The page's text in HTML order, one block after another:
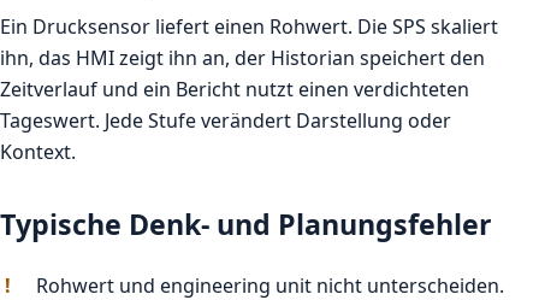
Ein Drucksensor liefert einen Rohwert. Die SPS skaliert
ihn, das HMI zeigt ihn an, der Historian speichert den
Zeitverlauf und ein Bericht nutzt einen verdichteten
Tageswert. Jede Stufe verändert Darstellung oder
Kontext.
Typische Denk- und Planungsfehler
Rohwert und engineering unit nicht unterscheiden.